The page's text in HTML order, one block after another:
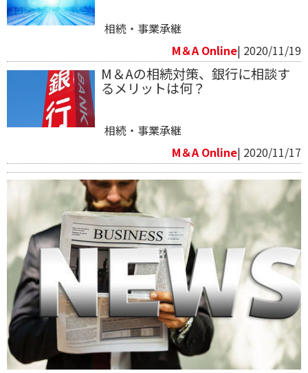
相続・事業承継
M＆A Online| 2020/11/19
M＆Aの相続対策、銀行に相談す
るメリットは何？
相続・事業承継
M＆A Online| 2020/11/17